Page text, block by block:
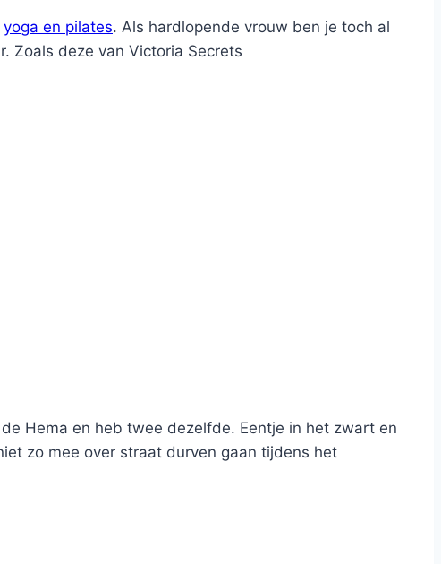
yoga en pilates. Als hardlopende vrouw ben je toch al
Zoals deze van Victoria Secrets
Hema en heb twee dezelfde. Eentje in het zwart en
zo mee over straat durven gaan tijdens het